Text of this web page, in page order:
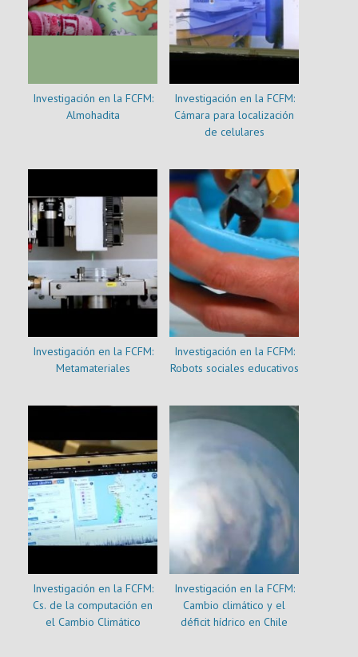
Investigación en la FCFM:
Almohadita
Investigación en la FCFM:
Cámara para localización
de celulares
Investigación en la FCFM:
Metamateriales
Investigación en la FCFM:
Robots sociales educativos
Investigación en la FCFM:
Cs. de la computación en
el Cambio Climático
Investigación en la FCFM:
Cambio climático y el
déficit hídrico en Chile